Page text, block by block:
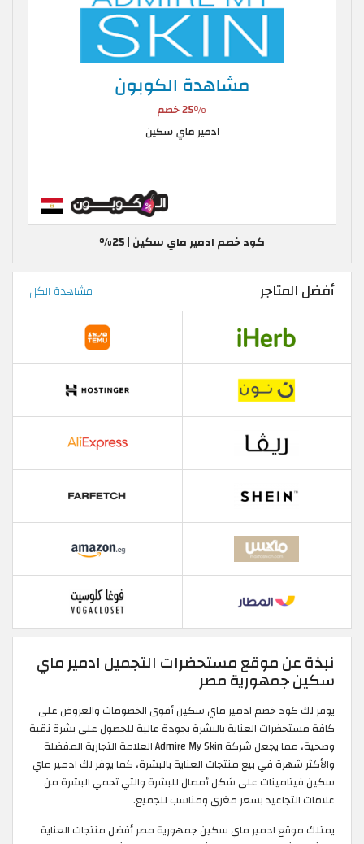
كود خصم ادمير ماي سكين | 25%
أفضل المتاجر مشاهدة الكل
نبذة عن موقع مستحضرات التجميل ادمير ماي
سكين جمهورية مصر
يوفر لك كود خصم ادمير ماي سكين أقوى الخصومات والعروض على
كافة مستحضرات العناية بالبشرة بجودة عالية للحصول على بشرة نقية
وصحية، مما يجعل شركة Admire My Skin العلامة التجارية المفضلة
والأكثر شهرة في بيع منتجات العناية بالبشرة، كما يوفر لك ادمير ماي
سكين فيتامينات على شكل أمصال للبشرة والتي تحمي البشرة من
علامات التجاعيد بسعر مغري ومناسب للجميع.
يمتلك موقع ادمير ماي سكين جمهورية مصر أفضل منتجات العناية